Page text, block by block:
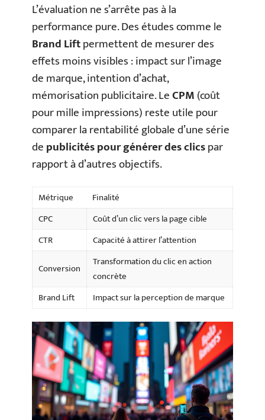
L’évaluation ne s’arrête pas à la
performance pure. Des études comme le
Brand Liftpermettent de mesurer des
effets moins visibles : impact sur l’image
de marque, intention d’achat,
mémorisation publicitaire. LeCPM(coût
pour mille impressions) reste utile pour
comparer la rentabilité globale d’une série
depublicités pour générer des clicspar
rapport à d’autres objectifs.
Métrique
Finalité
CPC
Coût d’un clic vers la page cible
CTR
Capacité à attirer l’attention
Conversion
Transformation du clic en action
concrète
Brand Lift
Impact sur la perception de marque